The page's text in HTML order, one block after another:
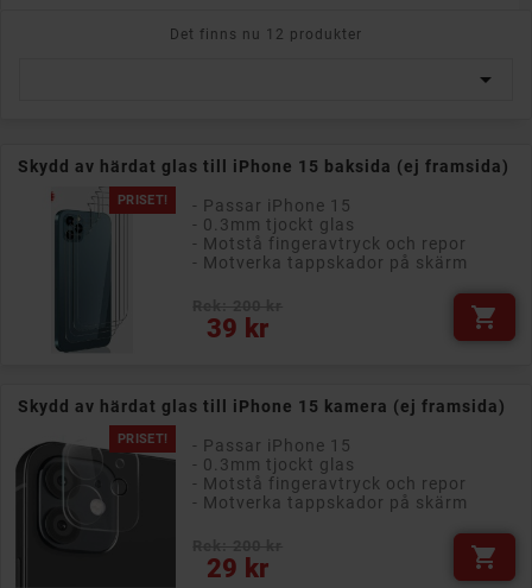
Det finns nu 12 produkter

Skydd av härdat glas till iPhone 15 baksida (ej framsida)
PRISET!
- Passar iPhone 15
- 0.3mm tjockt glas
- Motstå fingeravtryck och repor
- Motverka tappskador på skärm
39 kr
Pris 
Skydd av härdat glas till iPhone 15 kamera (ej framsida)
PRISET!
- Passar iPhone 15
- 0.3mm tjockt glas
- Motstå fingeravtryck och repor
- Motverka tappskador på skärm
29 kr
Pris 